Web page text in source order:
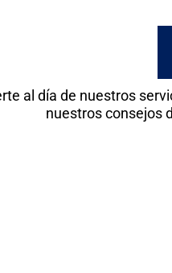
al día de nuestros
nuestros consejos